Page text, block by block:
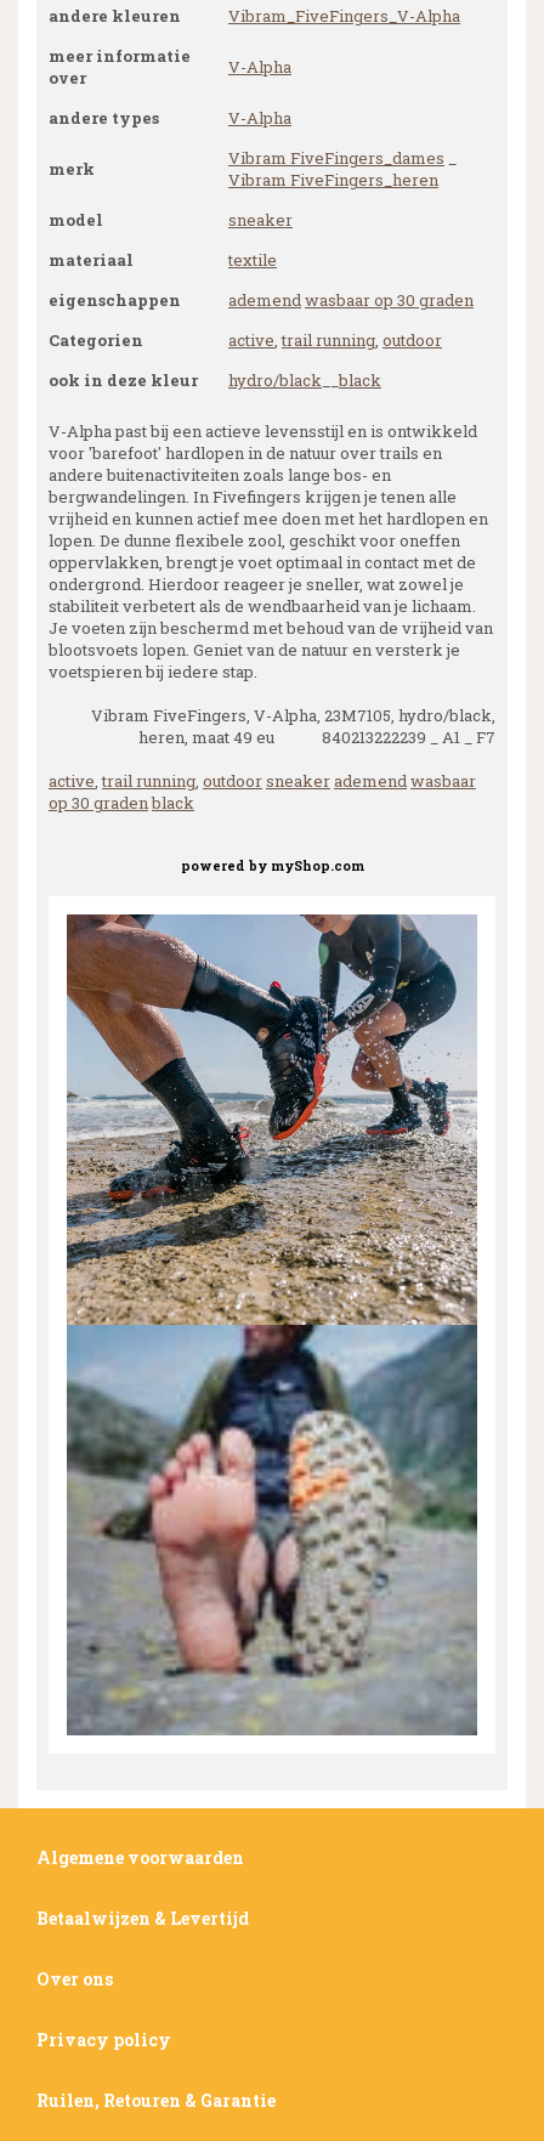
andere kleuren
Vibram_FiveFingers_V-Alpha
meer informatie
over
V-Alpha
andere types V-Alpha
merk Vibram FiveFingers_dames
Vibram FiveFingers_heren
model
sneaker
materiaal
textile
eigenschappen
ademendwasbaar op 30 graden
Categorien
active,trail running, outdoor
ook in deze kleur
hydro/black __black
V-Alpha past bij een actieve levensstijl en is ontwikkeld
voor 'barefoot' hardlopen in de natuur over trails en
andere buitenactiviteiten zoals lange bos- en
bergwandelingen. In Fivefingers krijgen je tenen alle
vrijheid en kunnen actief mee doen met het hardlopen en
lopen. De dunne flexibele zool, geschikt voor oneffen
oppervlakken, brengt je voet optimaal in contact met de
ondergrond. Hierdoor reageer je sneller, wat zowel je
stabiliteit verbetert als de wendbaarheid van je lichaam.
Je voeten zijn beschermd met behoud van de vrijheid van
blootsvoets lopen. Geniet van de natuur en versterk je
voetspieren bij iedere stap.
Vibram FiveFingers, V-Alpha, 23M7105, hydro/black,
heren, maat 49 eu 840213222239 _ A1 _ F7
active,trail running, outdoorsneakerademendwasbaar
op 30 gradenblack
powered by myShop.com
Algemene voorwaarden
Betaalwijzen & Levertijd
Over ons
Privacy policy
Ruilen, Retouren & Garantie